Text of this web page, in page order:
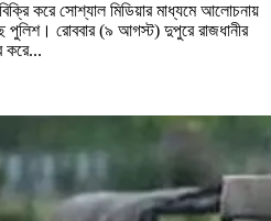
করে সোশ্যাল মিডিয়ার মাধ্যমে আলোচনায়
পুলিশ। রোববার (৯ আগস্ট) দুপুরে রাজধানীর
করে...